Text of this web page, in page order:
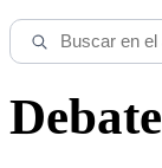
Debate